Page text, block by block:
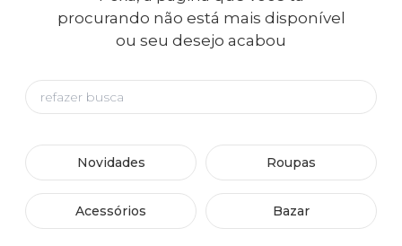
procurando não está mais disponível
ou seu desejo acabou
Novidades Roupas
Acessórios Bazar